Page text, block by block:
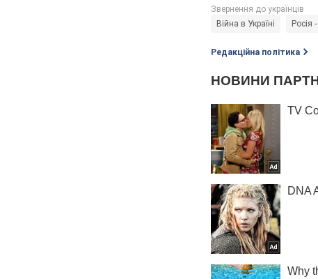
Війна в Україні Росія
Редакційна політика